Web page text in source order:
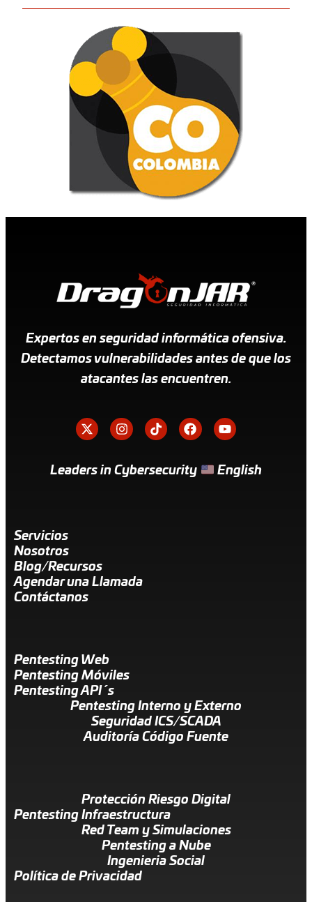
Expertos en seguridad informática ofensiva.
Detectamos vulnerabilidades antes de que los
atacantes las encuentren.
Leaders in Cybersecurity English
Servicios
Nosotros
Blog/Recursos
Agendar una Llamada
Contáctanos
Pentesting Web
Pentesting Móviles
Pentesting API´s
Pentesting Interno y Externo
Seguridad ICS/SCADA
Auditoría Código Fuente
Protección Riesgo Digital
Pentesting Infraestructura
Red Team y Simulaciones
Pentesting a Nube
Ingenieria Social
Política de Privacidad